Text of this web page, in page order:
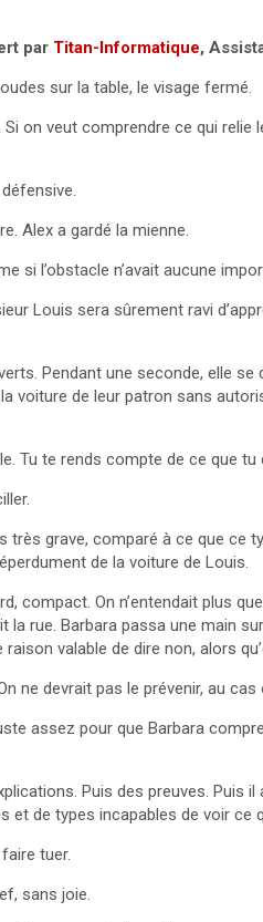
par Titan-Informatique,
sur la table, le visage fermé.
on veut comprendre ce qui relie
Alex a gardé la mienne.
si l’obstacle n’avait aucune
Louis sera sûrement ravi
Pendant une seconde, elle se
voiture de leur patron sans
Tu te rends compte de ce que tu
très grave, comparé à ce que ce
de la voiture de Louis.
compact. On n’entendait plus
rue. Barbara passa une main
valable de dire non, alors
ne devrait pas le prévenir, au cas
assez pour que Barbara
Puis des preuves. Puis il
et de types incapables de voir ce
tuer.
sans joie.